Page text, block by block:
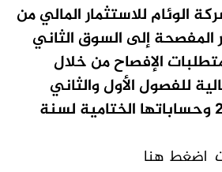
الوئام للاستثمار المالي من
إلى السوق الثاني
الإفصاح من خلال
للفصول الأول والثاني
والثالث لسنة 2025 وحساباتها الختامية لسنة
اضغط هنا